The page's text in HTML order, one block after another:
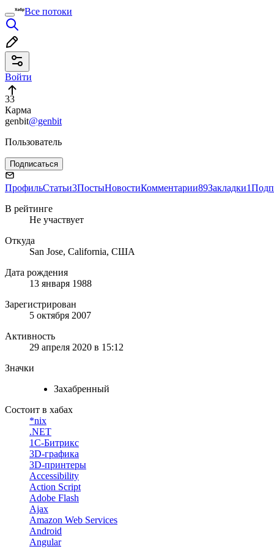
Все потоки
Войти
33
Карма
genbit@genbit
Пользователь
Подписаться
ПрофильСтатьи3ПостыНовостиКомментарии89Закладки1
В рейтинге
Не участвует
Откуда
San Jose, California, США
Дата рождения
13 января 1988
Зарегистрирован
5 октября 2007
Активность
29 апреля 2020 в 15:12
Значки
Захабренный
Состоит в хабах
*nix
.NET
1С-Битрикс
3D-графика
3D-принтеры
Accessibility
Action Script
Adobe Flash
Ajax
Amazon Web Services
Android
Angular